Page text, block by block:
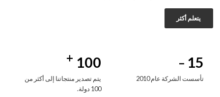
يتعلم أكثر
15
تأسست الشركة عام 2010
100
+
يتم تصدير منتجاتنا إلى أكثر من
100 دولة.